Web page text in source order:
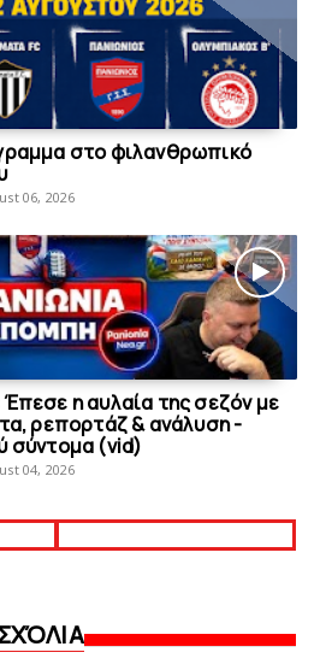
στο φιλανθρωπικό
06, 2026
η αυλαία της σεζόν με
ρεπορτάζ & ανάλυση -
σύντομα (vid)
04, 2026